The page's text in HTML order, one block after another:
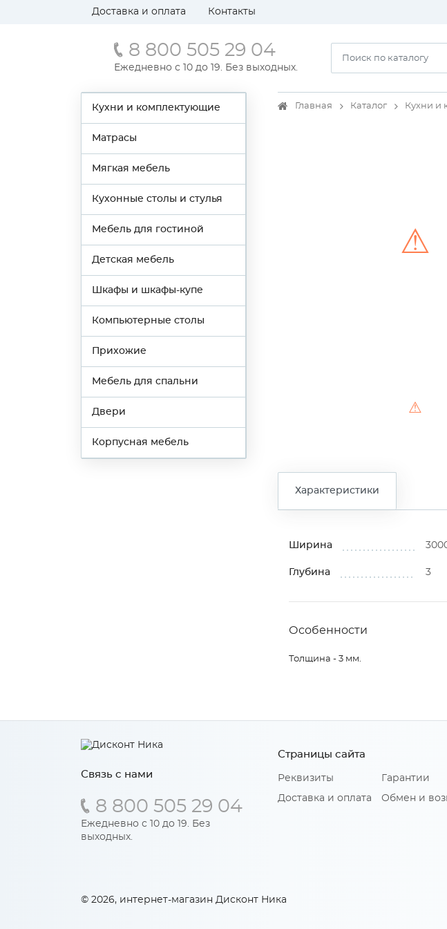
Доставка и оплата Контакты
8 800 505 29 04
Ежедневно с 10 до 19. Без выходных.
Кухни и комплектующие
Матрасы
Мягкая мебель
Кухонные столы и стулья
Мебель для гостиной
Детская мебель
Шкафы и шкафы-купе
Компьютерные столы
Прихожие
Мебель для спальни
Двери
Корпусная мебель
Главная Каталог Кухни и
⚠
⚠
Характеристики
Ширина
Глубина 3
Особенности
Толщина - 3 мм.
Связь с нами
8 800 505 29 04
Ежедневно с 10 до 19. Без
выходных.
Страницы сайта
Реквизиты
Доставка и оплата
Гарантии
Обмен и
© 2026, интернет-магазин Дисконт Ника